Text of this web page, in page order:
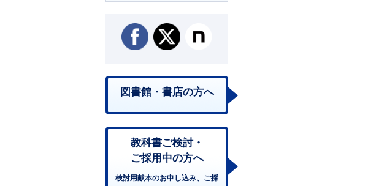
図書館・書店の方へ
教科書ご検討・
ご採用中の方へ
検討用献本のお申し込み、ご採